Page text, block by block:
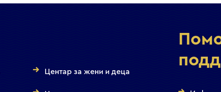
Центар за жени и деца